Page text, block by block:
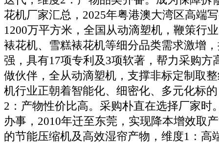
花机厂家汇总，2025年粤港澳大湾区高端
1200万平方米，全国从动滴塑机，鞭策行
裱花机、雪糕裱花机等细分品类需求激增
强，具有17项专利及3项软著，帮力采购方
做伙伴，全从动滴塑机，支撑非标定制取
机行业正朝着智能化、细密化、多元化标
2：产物性价比高。采购朴直在选择厂家时
办事，2010年迁至东莞，实现降本增效取
的节能压缩机及高效湿帘产物，维度1：高